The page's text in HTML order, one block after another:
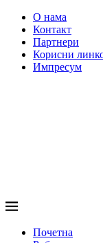
О нама
Контакт
Партнери
Корисни
Импресум
Почетна